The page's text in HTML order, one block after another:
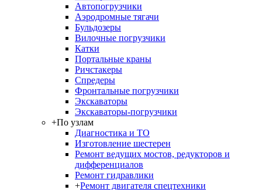
Автопогрузчики
Аэродромные тягачи
Бульдозеры
Вилочные погрузчики
Катки
Портальные краны
Ричстакеры
Спредеры
Фронтальные погрузчики
Экскаваторы
Экскаваторы-погрузчики
+По узлам
Диагностика и ТО
Изготовление шестерен
Ремонт ведущих мостов, редукторов и
дифференциалов
Ремонт гидравлики
+Ремонт двигателя спецтехники